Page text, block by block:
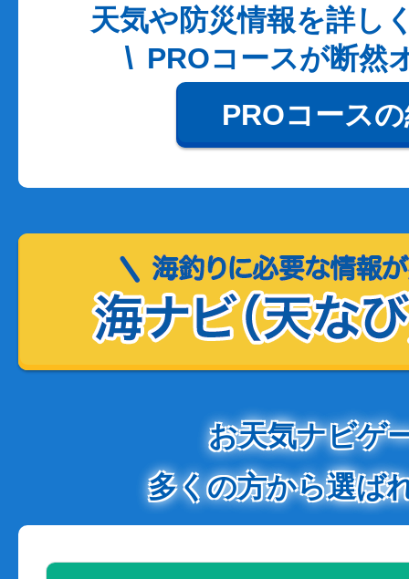
天気や防災情報を詳し
PROコースが断然
PROコース
お天気ナビゲ
多くの方から選ば